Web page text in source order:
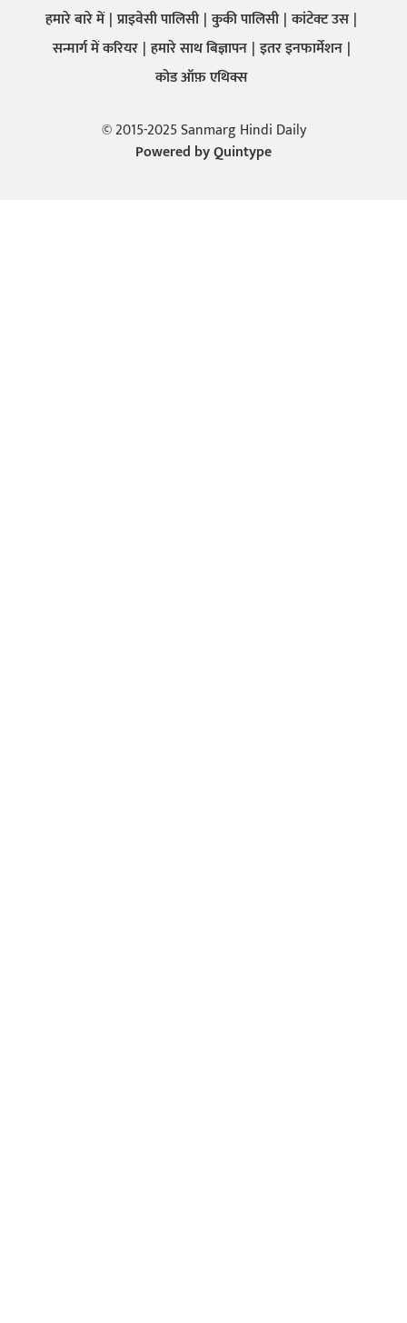
हमारे बारे में प्राइवेसी पालिसी कुकी पालिसी कांटेक्ट उस
सन्मार्ग में करियर हमारे साथ बिज्ञापन इतर इनफार्मेशन
कोड ऑफ़ एथिक्स
© 2015-2025 Sanmarg Hindi Daily
Powered byQuintype